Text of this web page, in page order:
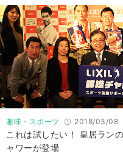
趣味・スポーツ 2018/03/08
これは試したい！ 皇居ラン
ャワーが登場